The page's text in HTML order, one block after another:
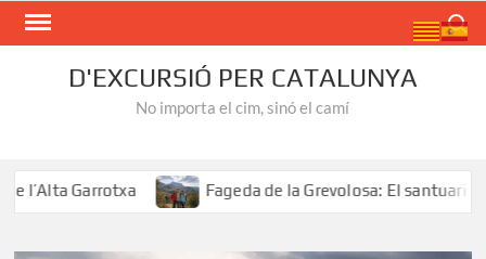
Skip
D'EXCURSIÓ PER CATALUNYA
No importa el cim, sinó el camí
Garrotxa Fageda de la Grevolosa: El santuari dels